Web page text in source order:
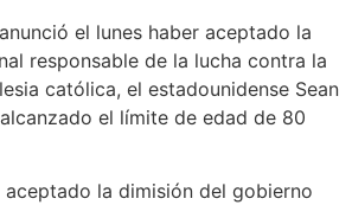
el lunes haber aceptado la
responsable de la lucha contra la
católica, el estadounidense Sean
alcanzado el límite de edad de 80
aceptado la dimisión del gobierno